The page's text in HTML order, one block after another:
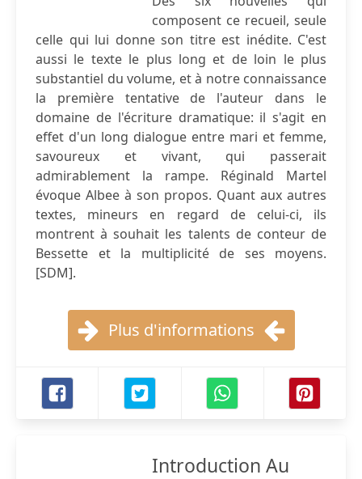
composent ce recueil, seule
celle qui lui donne son titre est inédite. C'est
aussi le texte le plus long et de loin le plus
substantiel du volume, et à notre connaissance
la première tentative de l'auteur dans le
domaine de l'écriture dramatique: il s'agit en
effet d'un long dialogue entre mari et femme,
savoureux et vivant, qui passerait
admirablement la rampe. Réginald Martel
évoque Albee à son propos. Quant aux autres
textes, mineurs en regard de celui-ci, ils
montrent à souhait les talents de conteur de
Bessette et la multiplicité de ses moyens.
[SDM].
Plus d'informations
Introduction Au